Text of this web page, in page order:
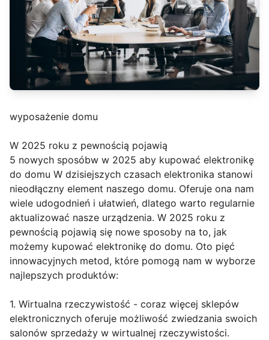
wyposażenie domu
W 2025 roku z pewnością pojawią
5 nowych sposóbw w 2025 aby kupować elektronikę
do domu W dzisiejszych czasach elektronika stanowi
nieodłączny element naszego domu. Oferuje ona nam
wiele udogodnień i ułatwień, dlatego warto regularnie
aktualizować nasze urządzenia. W 2025 roku z
pewnością pojawią się nowe sposoby na to, jak
możemy kupować elektronikę do domu. Oto pięć
innowacyjnych metod, które pomogą nam w wyborze
najlepszych produktów:
1. Wirtualna rzeczywistość - coraz więcej sklepów
elektronicznych oferuje możliwość zwiedzania swoich
salonów sprzedaży w wirtualnej rzeczywistości.